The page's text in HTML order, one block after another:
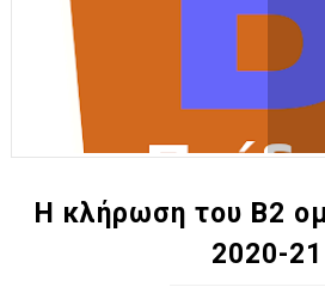
Η κλήρωση του Β2
2020-21